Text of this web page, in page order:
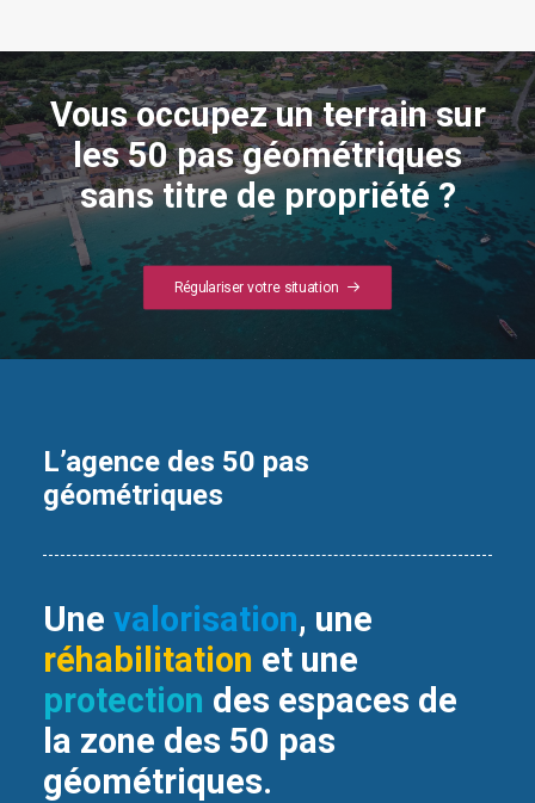
Vous occupez un terrain sur
les 50 pas géométriques
sans titre de propriété ?
Régulariser votre situation
L’agence des 50 pas
géométriques
Une valorisation, une
réhabilitation et une
protection des espaces de
la zone des 50 pas
géométriques.